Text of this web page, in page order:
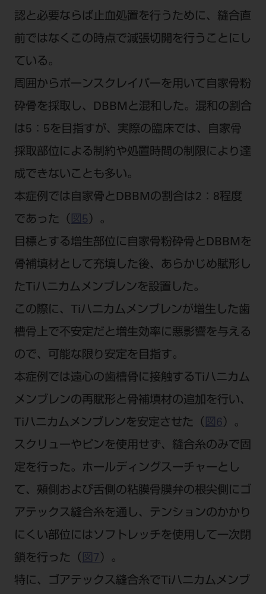
認と必要ならば止血処置を行うために、縫合直
前ではなくこの時点で減張切開を行うことにし
ている。
周囲からボーンスクレイパーを用いて自家骨粉
砕骨を採取し、DBBMと混和した。混和の割合
は5：5を目指すが、実際の臨床では、自家骨
採取部位による制約や処置時間の制限により達
成できないことも多い。
本症例では自家骨とDBBMの割合は2：8程度
であった（ 図5 ）。
目標とする増生部位に自家骨粉砕骨とDBBMを
骨補填材として充填した後、あらかじめ賦形し
たTiハニカムメンブレンを設置した。
この際に、Tiハニカムメンブレンが増生した歯
槽骨上で不安定だと増生効率に悪影響を与える
ので、可能な限り安定を目指す。
本症例では遠心の歯槽骨に接触するTiハニカム
メンブレンの再賦形と骨補填材の追加を行い、
Tiハニカムメンブレンを安定させた（ 図6）。
スクリューやピンを使用せず、縫合糸のみで固
定を行った。ホールディングスーチャーとし
て、頰側および舌側の粘膜骨膜弁の根尖側にゴ
アテックス縫合糸を通し、テンションのかかり
にくい部位にはソフトレッチを使用して一次閉
鎖を行った（ 図7 ）。
特に、ゴアテックス縫合糸でTiハニカムメンブ